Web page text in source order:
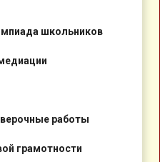
школьников
работы
грамотности